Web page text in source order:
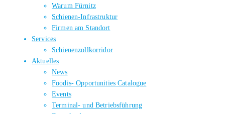
Warum Fürnitz
Schienen-Infrastruktur
Firmen am Standort
Services
Schienenzollkorridor
Aktuelles
News
Foodis- Opportunities Catalogue
Events
Terminal- und Betriebsführung